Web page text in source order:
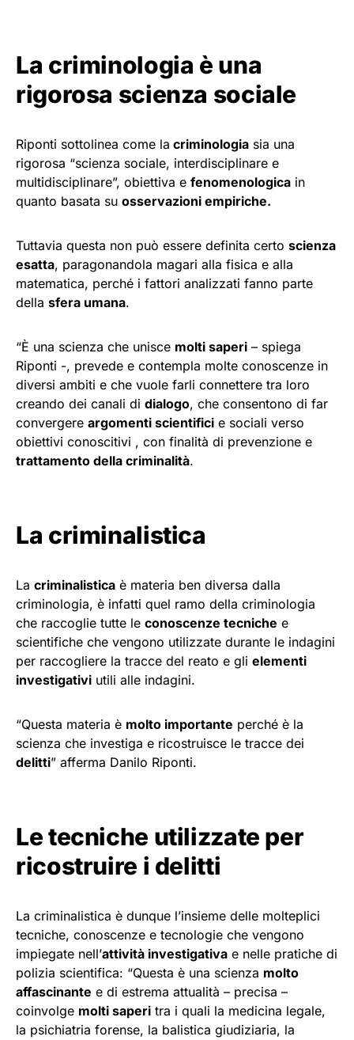
La criminologia è una
rigorosa scienza sociale
Riponti sottolinea come la criminologia sia una
rigorosa “scienza sociale, interdisciplinare e
multidisciplinare”, obiettiva e fenomenologica in
quanto basata su osservazioni empiriche.
Tuttavia questa non può essere definita certo scienza
esatta, paragonandola magari alla fisica e alla
matematica, perché i fattori analizzati fanno parte
della sfera umana.
“È una scienza che unisce molti saperi – spiega
Riponti -, prevede e contempla molte conoscenze in
diversi ambiti e che vuole farli connettere tra loro
creando dei canali di dialogo, che consentono di far
convergere argomenti scientifici e sociali verso
obiettivi conoscitivi , con finalità di prevenzione e
trattamento della criminalità.
La criminalistica
La criminalistica è materia ben diversa dalla
criminologia, è infatti quel ramo della criminologia
che raccoglie tutte le conoscenze tecniche e
scientifiche che vengono utilizzate durante le indagini
per raccogliere la tracce del reato e gli elementi
investigativi utili alle indagini.
“Questa materia è molto importante perché è la
scienza che investiga e ricostruisce le tracce dei
delitti” afferma Danilo Riponti.
Le tecniche utilizzate per
ricostruire i delitti
La criminalistica è dunque l’insieme delle molteplici
tecniche, conoscenze e tecnologie che vengono
impiegate nell’attività investigativa e nelle pratiche di
polizia scientifica: “Questa è una scienza molto
affascinante e di estrema attualità – precisa –
coinvolge molti saperi tra i quali la medicina legale,
la psichiatria forense, la balistica giudiziaria, la